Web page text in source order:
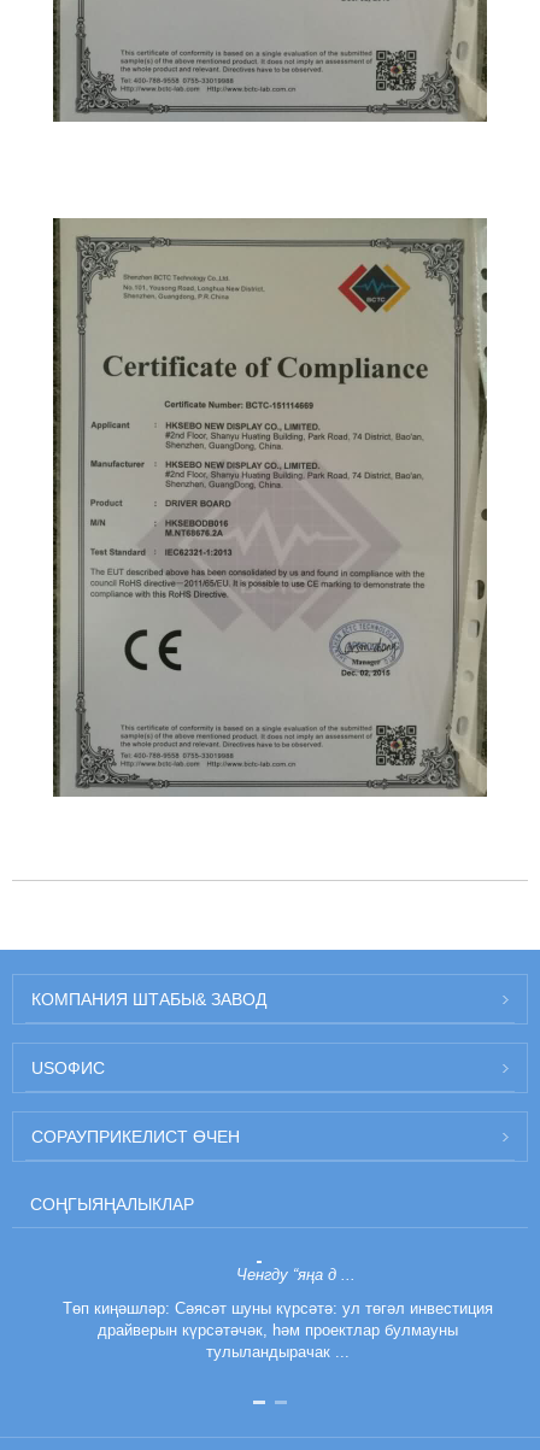
КОМПАНИЯ ШТАБЫ& ЗАВОД
USОФИС
СОРАУПРИКЕЛИСТ ӨЧЕН
СОҢГЫЯҢАЛЫКЛАР
Ченгду “яңа д ...
Төп киңәшләр: Сәясәт шуны күрсәтә: ул төгәл инвестиция
драйверын күрсәтәчәк, һәм проектлар булмауны
тулыландырачак ...